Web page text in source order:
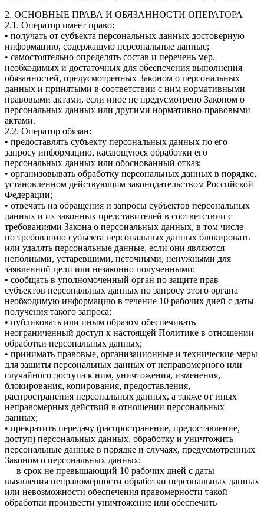
2. ОСНОВНЫЕ ПРАВА И ОБЯЗАННОСТИ ОПЕРАТОРА
2.1. Оператор имеет право:
• получать от субъекта персональных данных достоверную
информацию, содержащую персональные данные;
• самостоятельно определять состав и перечень мер,
необходимых и достаточных для обеспечения выполнения
обязанностей, предусмотренных Законом о персональных
данных и принятыми в соответствии с ним нормативными
правовыми актами, если иное не предусмотрено Законом о
персональных данных или другими нормативно-правовыми
актами.
2.2. Оператор обязан:
• предоставлять субъекту персональных данных по его
запросу информацию, касающуюся обработки его
персональных данных или обоснованный отказ;
• организовывать обработку персональных данных в порядке,
установленном действующим законодательством Российской
Федерации;
• отвечать на обращения и запросы субъектов персональных
данных и их законных представителей в соответствии с
требованиями Закона о персональных данных, в том числе
по требованию субъекта персональных данных блокировать
или удалять персональные данные, если они являются
неполными, устаревшими, неточными, ненужными для
заявленной цели или незаконно полученными;
• сообщать в уполномоченный орган по защите прав
субъектов персональных данных по запросу этого органа
необходимую информацию в течение 10 рабочих дней с даты
получения такого запроса;
• публиковать или иным образом обеспечивать
неограниченный доступ к настоящей Политике в отношении
обработки персональных данных;
• принимать правовые, организационные и технические меры
для защиты персональных данных от неправомерного или
случайного доступа к ним, уничтожения, изменения,
блокирования, копирования, предоставления,
распространения персональных данных, а также от иных
неправомерных действий в отношении персональных
данных;
• прекратить передачу (распространение, предоставление,
доступ) персональных данных, обработку и уничтожить
персональные данные в порядке и случаях, предусмотренных
Законом о персональных данных;
— в срок не превышающий 10 рабочих дней с даты
выявления неправомерности обработки персональных данных
или невозможности обеспечения правомерности такой
обработки произвести уничтожение или обеспечить